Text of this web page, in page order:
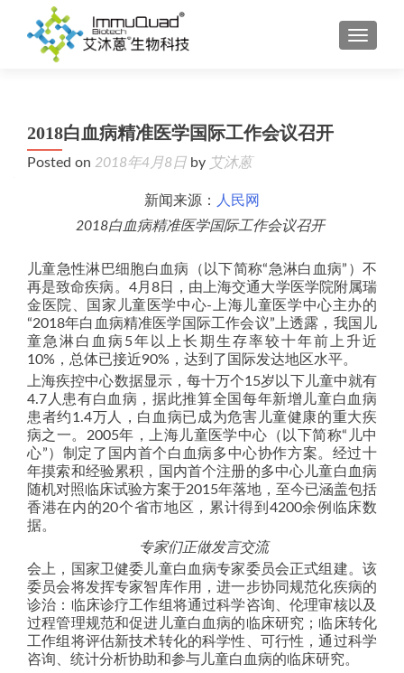
2018白血病精准医学国际工作会议召开
Posted on 2018年4月8日 by 艾沐蒽
新闻来源：
人民网
2018白血病精准医学国际工作会议召开
儿童急性淋巴细胞白血病（以下简称“急淋白血病”）不
再是致命疾病。4月8日，由上海交通大学医学院附属瑞
金医院、国家儿童医学中心-上海儿童医学中心主办的
“2018年白血病精准医学国际工作会议”上透露，我国儿
童急淋白血病5年以上长期生存率较十年前上升近
10%，总体已接近90%，达到了国际发达地区水平。
上海疾控中心数据显示，每十万个15岁以下儿童中就有
4.7人患有白血病，据此推算全国每年新增儿童白血病
患者约1.4万人，白血病已成为危害儿童健康的重大疾
病之一。2005年，上海儿童医学中心（以下简称“儿中
心”）制定了国内首个白血病多中心协作方案。经过十
年摸索和经验累积，国内首个注册的多中心儿童白血病
随机对照临床试验方案于2015年落地，至今已涵盖包括
香港在内的20个省市地区，累计得到4200余例临床数
据。
专家们正做发言交流
会上，国家卫健委儿童白血病专家委员会正式组建。该
委员会将发挥专家智库作用，进一步协同规范化疾病的
诊治：临床诊疗工作组将通过科学咨询、伦理审核以及
过程管理规范和促进儿童白血病的临床研究；临床转化
工作组将评估新技术转化的科学性、可行性，通过科学
咨询、统计分析协助和参与儿童白血病的临床研究。